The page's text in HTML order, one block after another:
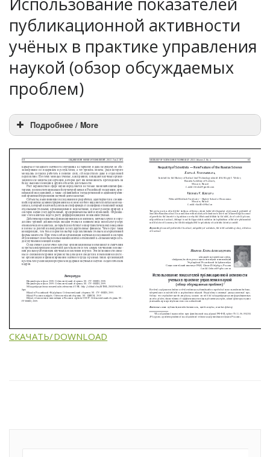
публикационной активности
учёных в практике управления
наукой (обзор обсуждаемых
проблем)
Подробнее / More
СКАЧАТЬ/DOWNLOAD